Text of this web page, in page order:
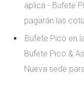
aplica - Bufete
pagarán las
Bufete Pico en
Bufete Pico &
Nueva sede